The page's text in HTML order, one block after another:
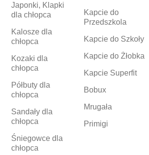
Japonki, Klapki
dla chłopca
Kalosze dla
chłopca
Kozaki dla
chłopca
Półbuty dla
chłopca
Sandały dla
chłopca
Śniegowce dla
chłopca
Kapcie do
Przedszkola
Kapcie do Szkoły
Kapcie do Żłobka
Kapcie Superfit
Bobux
Mrugała
Primigi